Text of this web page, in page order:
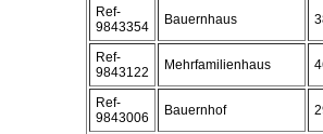
Ref-
9843354
Bauernhaus
Ref-
9843122
Mehrfamilienhaus
Ref-
9843006
Bauernhof